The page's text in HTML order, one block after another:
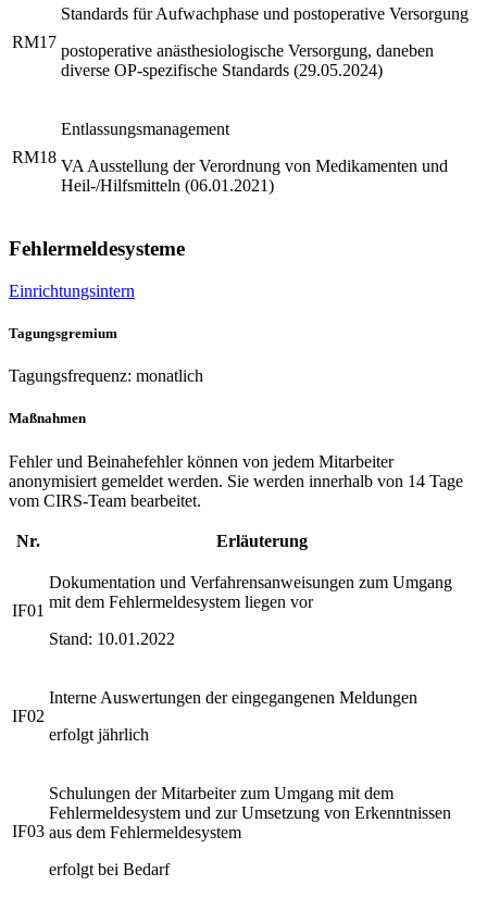
RM17
Standards für Aufwachphase und postoperative Versorgung
postoperative anästhesiologische Versorgung, daneben
diverse OP-spezifische Standards (29.05.2024)
RM18
Entlassungsmanagement
VA Ausstellung der Verordnung von Medikamenten und
Heil-/Hilfsmitteln (06.01.2021)
Fehlermeldesysteme
Einrichtungsintern
Tagungsgremium
Tagungsfrequenz: monatlich
Maßnahmen
Fehler und Beinahefehler können von jedem Mitarbeiter
anonymisiert gemeldet werden. Sie werden innerhalb von 14 Tage
vom CIRS-Team bearbeitet.
Nr. Erläuterung
IF01
Dokumentation und Verfahrensanweisungen zum Umgang
mit dem Fehlermeldesystem liegen vor
Stand: 10.01.2022
IF02
Interne Auswertungen der eingegangenen Meldungen
erfolgt jährlich
IF03
Schulungen der Mitarbeiter zum Umgang mit dem
Fehlermeldesystem und zur Umsetzung von Erkenntnissen
aus dem Fehlermeldesystem
erfolgt bei Bedarf